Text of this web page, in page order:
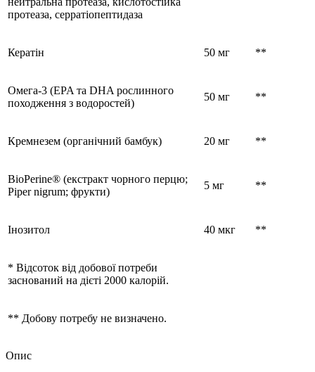
протеаза, серратіопептидаза
Кератін 50 мг **
Омега-3 (EPA та DHA рослинного
походження з водоростей)
50 мг **
Кремнезем (органічний бамбук) 20 мг **
BioPerine® (екстракт чорного перцю;
Piper nigrum; фрукти)
5 мг **
Інозитол 40 мкг **
* Відсоток від добової потреби
заснований на дієті 2000 калорій.
** Добову потребу не визначено.
Опис